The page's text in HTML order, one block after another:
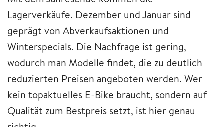
Lagerverkäufe. Dezember und Januar sind
geprägt von Abverkaufsaktionen und
Winterspecials. Die Nachfrage ist gering,
wodurch man Modelle findet, die zu deutlich
reduzierten Preisen angeboten werden. Wer
kein topaktuelles E-Bike braucht, sondern auf
Qualität zum Bestpreis setzt, ist hier genau